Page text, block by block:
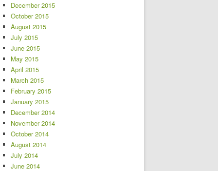
December 2015
October 2015
August 2015
July 2015
June 2015
May 2015
April 2015
March 2015
February 2015
January 2015
December 2014
November 2014
October 2014
August 2014
July 2014
June 2014